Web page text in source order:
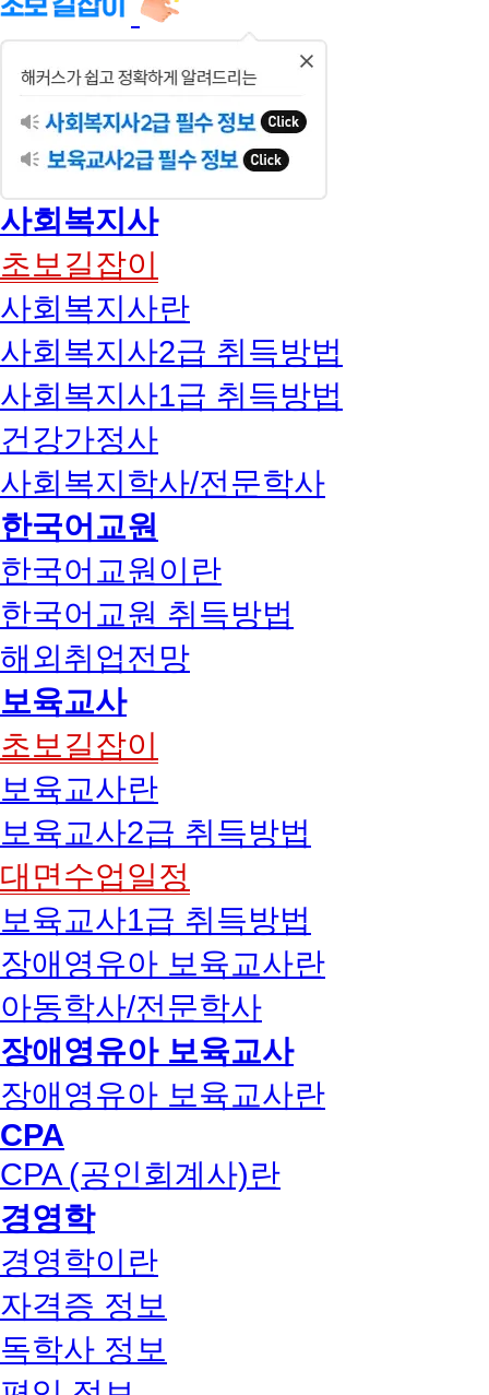
사회복지사
초보길잡이
사회복지사란
사회복지사2급 취득방법
사회복지사1급 취득방법
건강가정사
사회복지학사/전문학사
한국어교원
한국어교원이란
한국어교원 취득방법
해외취업전망
보육교사
초보길잡이
보육교사란
보육교사2급 취득방법
대면수업일정
보육교사1급 취득방법
장애영유아 보육교사란
아동학사/전문학사
장애영유아 보육교사
장애영유아 보육교사란
CPA
CPA (공인회계사)란
경영학
경영학이란
자격증 정보
독학사 정보